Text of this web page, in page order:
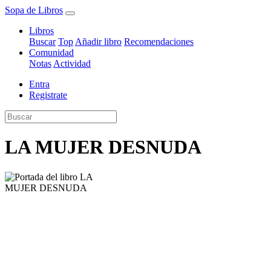
Sopa de Libros
Libros
Buscar Top Añadir libro Recomendaciones
Comunidad
Notas Actividad
Entra
Registrate
LA MUJER DESNUDA